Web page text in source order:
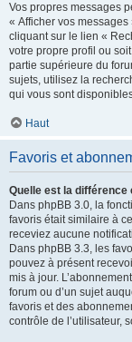
Vos propres messages
« Afficher vos
cliquant sur le lien «
votre propre profil ou
partie supérieure du
sujets, utilisez la
qui vous sont
Haut
Favoris et
Quelle est la
Dans phpBB 3.0, la
favoris était similaire à
receviez aucune
Dans phpBB 3.3, les
pouvez à présent
mis à jour.
forum ou d’un sujet
favoris et des
contrôle de l’utilisateur,